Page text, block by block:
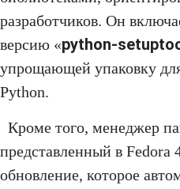
разработчиков. Он
версию «python-
упрощающей упаковку
Python.
Кроме того, менеджер
представленный в Fedora
обновление, которое